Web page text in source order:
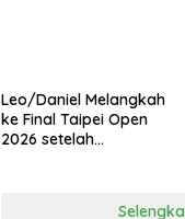
Leo/Daniel Melangkah
ke Final Taipei Open
2026 setelah